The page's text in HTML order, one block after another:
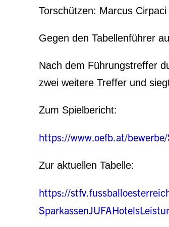
Torschützen: Marcus Cirpaci
Gegen den Tabellenführer
Nach dem Führungstreffer
zwei weitere Treffer und
Zum Spielbericht:
https://www.oefb.at/
Zur aktuellen Tabelle:
https://